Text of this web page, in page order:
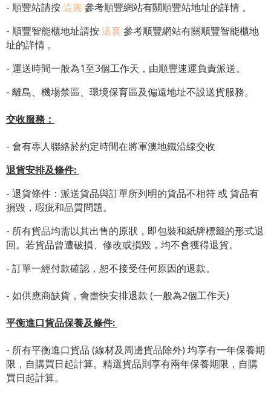
- 順豐站請按這裏 參考順豐網站有關順豐站地址的詳情 。
- 順豐智能櫃地址請按這裏 參考順豐網站有關順豐智能櫃地
址的詳情 。
- 運送時間一般為1至3個工作天，由順豐速運負責派送。
- 離島、機場禁區、環境保育區及偏遠地址不設送貨服務。
交收服務：
- 會有專人聯絡於約定時間在將軍澳地鐵沿線交收
退貨安排及條件:
- 退貨條件：派送貨品與訂單所列明的貨品不相符 或 貨品有
損毀，瑕疵和品質問題。
- 所有貨品均需以其出售的原狀，即包裝和紙牌標籤的形式退
回。若貨品曾遭破損、修改或損毀，均不會獲得退貨。
- 訂單一經付款確認，恕不接受任何原因的退款。
- 如供應商缺貨，會盡快安排退款 (一般為2個工作天)
平衡進口貨品保養及條件:
- 所有平衡進口貨品 (線材及周邊貨品除外) 均享有一年保養期
限，自購買日起計算。精選貨品則享有兩年保養期限，自購
買日起計算。